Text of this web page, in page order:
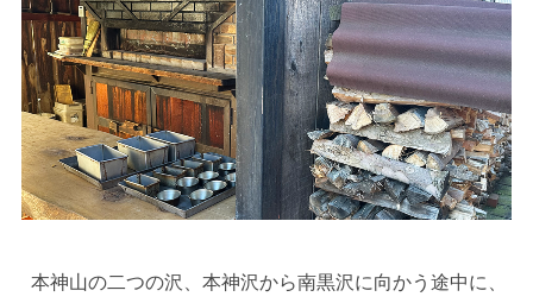
本神山の二つの沢、本神沢から南黒沢に向かう途中に、